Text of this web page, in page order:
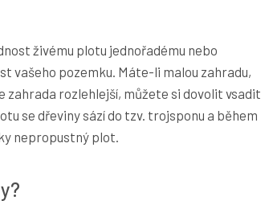
živému plotu jednořadému nebo
vašeho pozemku. Máte-li malou zahradu,
zahrada rozlehlejší, můžete si dovolit vsadit
se dřeviny sází do tzv. trojsponu a během
nepropustný plot.